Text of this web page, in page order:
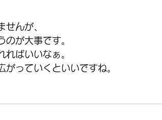
せんが、
のが大事です。
ればいいなぁ。
っていくといいですね。